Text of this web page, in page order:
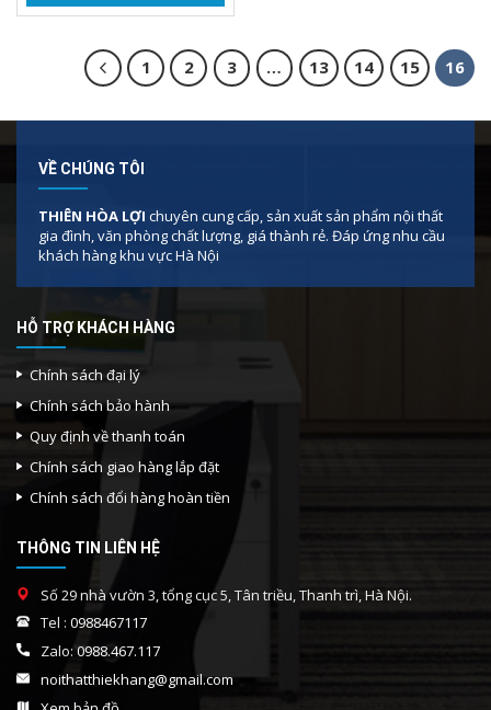
1 2 3 … 13 14 15 16
VỀ CHÚNG TÔI
THIÊN HÒA LỢI chuyên cung cấp, sản xuất sản phẩm nội thất
gia đình, văn phòng chất lượng, giá thành rẻ. Đáp ứng nhu cầu
khách hàng khu vực Hà Nội
HỖ TRỢ KHÁCH HÀNG
Chính sách đại lý
Chính sách bảo hành
Quy định về thanh toán
Chính sách giao hàng lắp đặt
Chính sách đổi hàng hoàn tiền
THÔNG TIN LIÊN HỆ
Số 29 nhà vườn 3, tổng cục 5, Tân triều, Thanh trì, Hà Nội.
Tel : 0988467117
Zalo:0988.467.117
noithatthiekhang@gmail.com